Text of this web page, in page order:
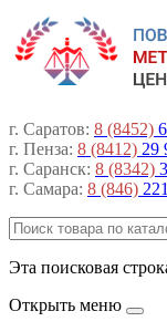
г. Саратов: 8 (8452)
г. Пенза: 8 (8412) 29
г. Саранск: 8 (8342)
г. Самара: 8 (846)
Эта поисковая
Открыть меню